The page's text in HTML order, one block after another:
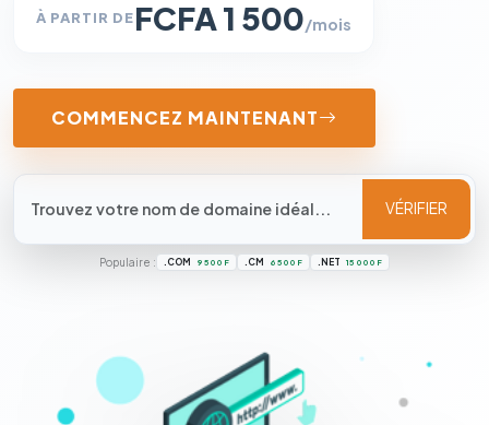
À PARTIR DEFCFA 1 500/mois
COMMENCEZ MAINTENANT
VÉRIFIER
Populaire : .COM 9 500 F .CM 6 500 F .NET 15 000 F